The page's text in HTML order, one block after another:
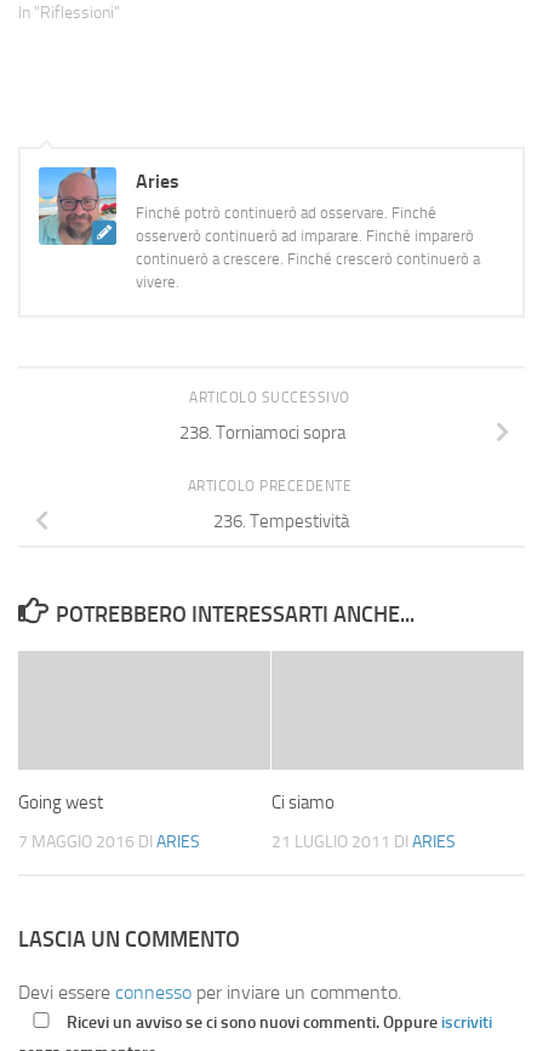
vivo. Quel giorno decisi che era
In "Riflessioni"
Aries
Finché potrò continuerò ad osservare. Finché
osserverò continuerò ad imparare. Finché imparerò
continuerò a crescere. Finché crescerò continuerò a
vivere.
ARTICOLO SUCCESSIVO
238. Torniamoci sopra
ARTICOLO PRECEDENTE
236. Tempestività
POTREBBERO INTERESSARTI ANCHE...
Going west
7 MAGGIO 2016 DI ARIES
Ci siamo
21 LUGLIO 2011 DI ARIES
LASCIA UN COMMENTO
Devi essere connesso per inviare un commento.
Ricevi un avviso se ci sono nuovi commenti. Oppure iscriviti